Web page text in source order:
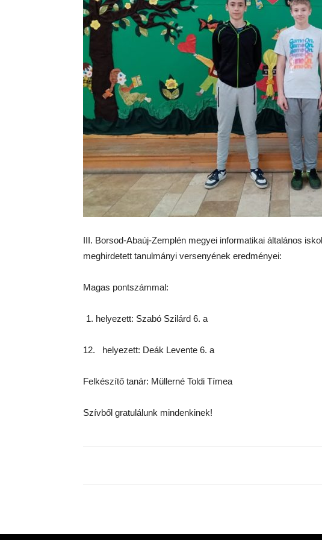
III. Borsod-Abaúj-Zemplén megyei informatikai általános
meghirdetett tanulmányi versenyének eredményei:
Magas pontszámmal:
helyezett: Szabó Szilárd 6. a
12. helyezett: Deák Levente 6. a
Felkészítő tanár: Müllerné Toldi Tímea
Szívből gratulálunk mindenkinek!